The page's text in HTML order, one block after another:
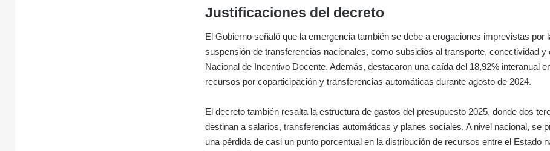
Justificaciones del decreto
El Gobierno señaló que la emergencia también se debe a erogaciones imprevistas por
suspensión de transferencias nacionales, como subsidios al transporte, conectividad y
Nacional de Incentivo Docente. Además, destacaron una caída del 18,92% interanual
recursos por coparticipación y transferencias automáticas durante agosto de 2024.
El decreto también resalta la estructura de gastos del presupuesto 2025, donde dos
destinan a salarios, transferencias automáticas y planes sociales. A nivel nacional, se
una pérdida de casi un punto porcentual en la distribución de recursos entre el Estado